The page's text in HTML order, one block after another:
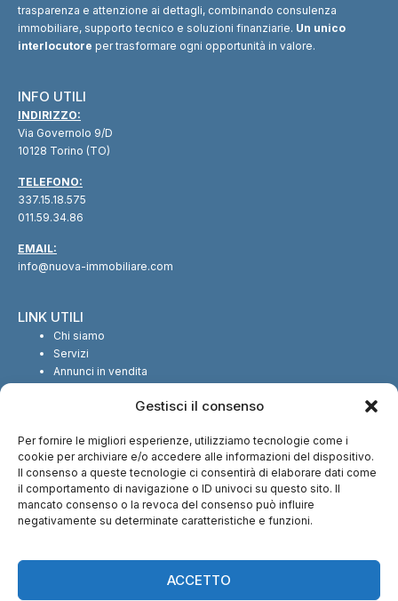
Gestisci il consenso
Per fornire le migliori esperienze, utilizziamo tecnologie come i
cookie per archiviare e/o accedere alle informazioni del dispositivo.
Il consenso a queste tecnologie ci consentirà di elaborare dati come
il comportamento di navigazione o ID univoci su questo sito. Il
mancato consenso o la revoca del consenso può influire
negativamente su determinate caratteristiche e funzioni.
ACCETTO
trasparenza e attenzione ai dettagli, combinando consulenza
immobiliare, supporto tecnico e soluzioni finanziarie. Un unico
interlocutore per trasformare ogni opportunità in valore.
INFO UTILI
INDIRIZZO:
Via Governolo 9/D
10128 Torino (TO)
TELEFONO:
337.15.18.575
011.59.34.86
EMAIL:
info@nuova-immobiliare.com
LINK UTILI
Chi siamo
Servizi
Annunci in vendita
SEGUICI SUI SOCIAL
CI TROVI ANCHE SU: